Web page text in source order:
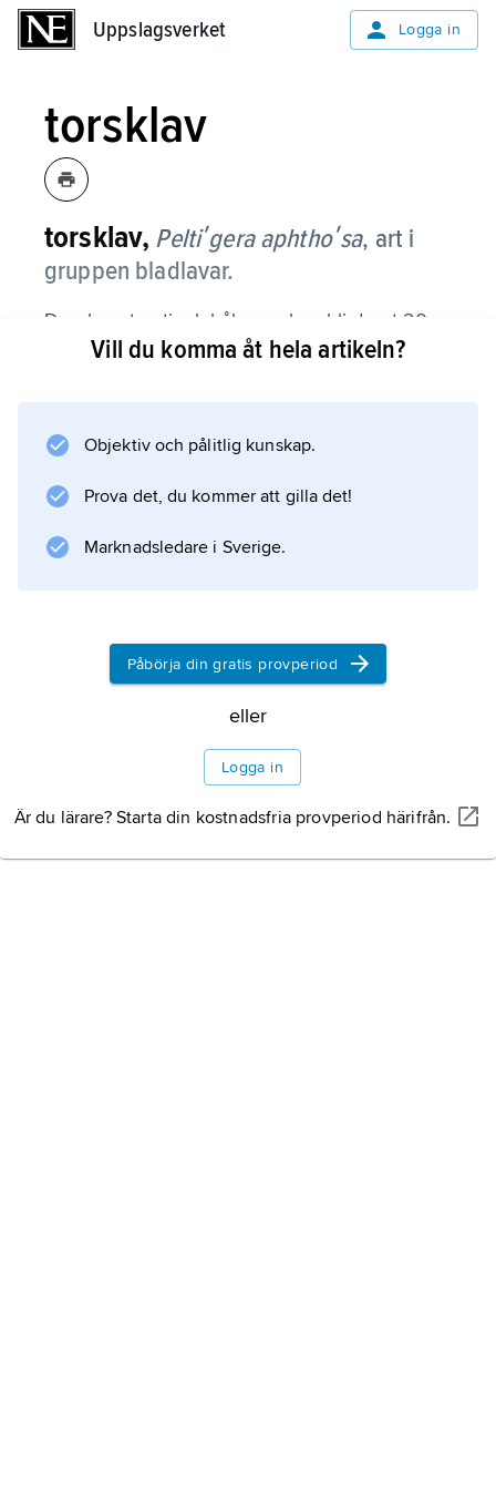
Uppslagsverket Logga in
torsklav
torsklav, Peltiʹgera aphthoʹsa, art i
gruppen bladlavar.
Den har stor, tjock bål, som kan bli drygt 20
cm i diameter. Bålen har breda, runda lober.
cyanobakterier, medan bålen i övrigt
ljusare kanter. Bruna fruktkroppar, apothecier,
Information om artikeln
Vill du komma åt hela artikeln?
Objektiv och pålitlig kunskap.
Prova det, du kommer att gilla det!
Marknadsledare i Sverige.
Påbörja din gratis provperiod
eller
Logga in
Är du lärare? Starta din kostnadsfria provperiod härifrån.